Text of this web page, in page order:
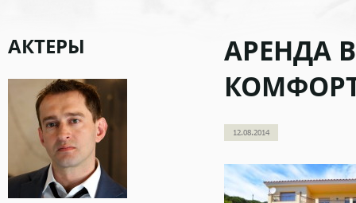
АКТЕРЫ
АРЕНДА
12.08.2014